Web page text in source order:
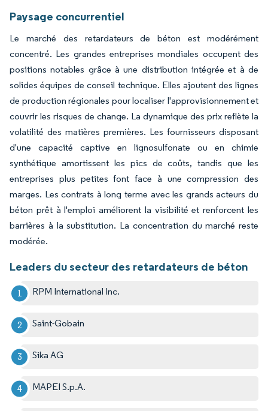
Paysage concurrentiel
Le marché des retardateurs de béton est modérément
concentré. Les grandes entreprises mondiales occupent des
positions notables grâce à une distribution intégrée et à de
solides équipes de conseil technique. Elles ajoutent des lignes
de production régionales pour localiser l'approvisionnement et
couvrir les risques de change. La dynamique des prix reflète la
volatilité des matières premières. Les fournisseurs disposant
d'une capacité captive en lignosulfonate ou en chimie
synthétique amortissent les pics de coûts, tandis que les
entreprises plus petites font face à une compression des
marges. Les contrats à long terme avec les grands acteurs du
béton prêt à l'emploi améliorent la visibilité et renforcent les
barrières à la substitution. La concentration du marché reste
modérée.
Leaders du secteur des retardateurs de béton
RPM International Inc.
Saint-Gobain
Sika AG
MAPEI S.p.A.